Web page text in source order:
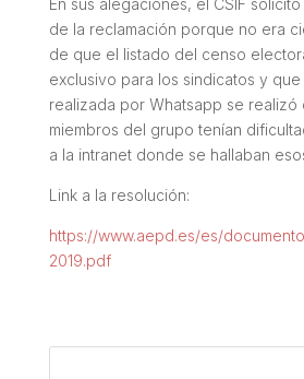
de la reclamación porque no era
de que el listado del censo
exclusivo para los sindicatos y
realizada por Whatsapp se
miembros del grupo tenían
a la intranet donde se hallaban
Link a la resolución:
https://www.aepd.es/es/
2019.pdf